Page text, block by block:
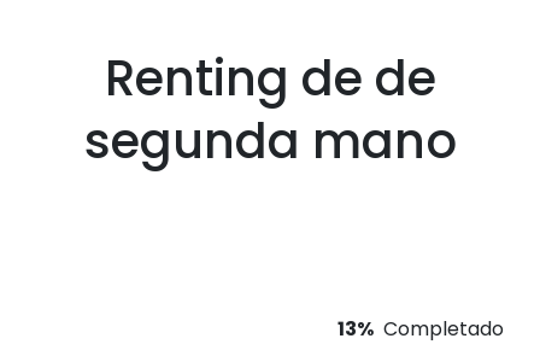
Renting de de
segunda mano
13% Completado